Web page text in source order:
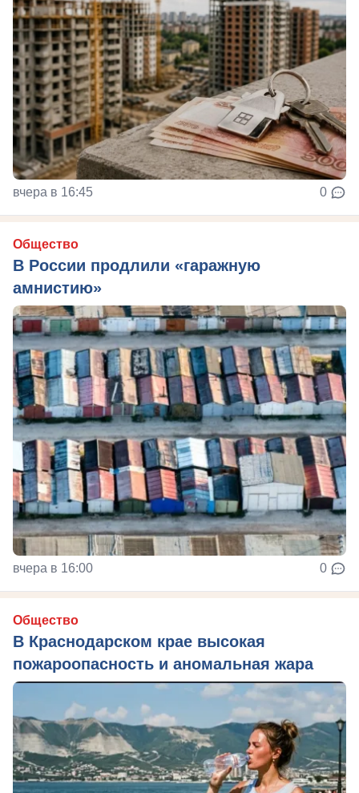
вчера в 16:45 0
Общество
В России продлили «гаражную
амнистию»
вчера в 16:00 0
Общество
В Краснодарском крае высокая
пожароопасность и аномальная жара